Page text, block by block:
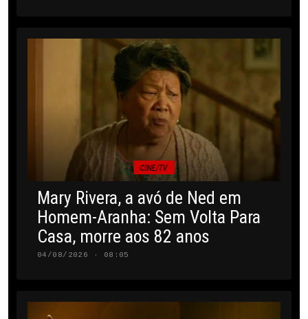
CINE/TV
Mary Rivera, a avó de Ned em
Homem-Aranha: Sem Volta Para
Casa, morre aos 82 anos
04/08/2026 · 08:05